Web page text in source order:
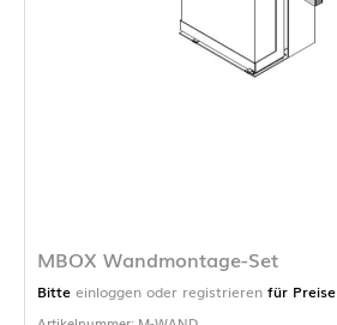
MBOX Wandmontage-Set
Bitte einloggen oder registrieren für Preise